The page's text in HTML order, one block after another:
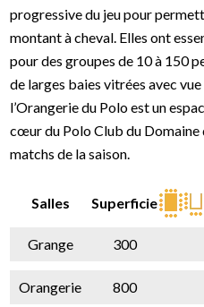
progressive du jeu pour
montant à cheval. Elles ont
pour des groupes de 10 à 150
de larges baies vitrées avec
l’Orangerie du Polo est un
cœur du Polo Club du Domaine
matchs de la saison.
Salles Superficie
Grange 300
Orangerie 800